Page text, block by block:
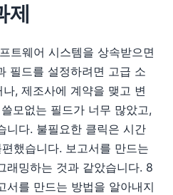
제
트웨어 시스템을 상속받으면
필드를 설정하려면 고급 소
, 제조사에 계약을 맺고 변
모없는 필드가 너무 많았고,
니다. 불필요한 클릭은 시간
했습니다. 보고서를 만드는
래밍하는 것과 같았습니다. 8
서를 만드는 방법을 알아내지